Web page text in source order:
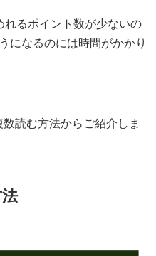
れるポイント数が少ないの
になるのには時間がかかり
読む方法からご紹介しま